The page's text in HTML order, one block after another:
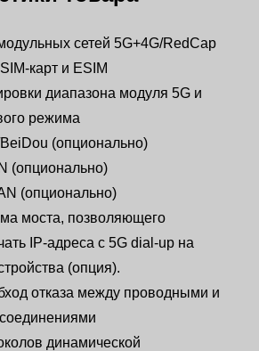
сетей 5G+4G/RedCap
карт и ESIM
диапазона модуля 5G и
режима
(опционально)
(опционально)
(опционально)
моста, позволяющего
IP-адреса с 5G dial-up на
(опция).
отказа между проводными и
динамической